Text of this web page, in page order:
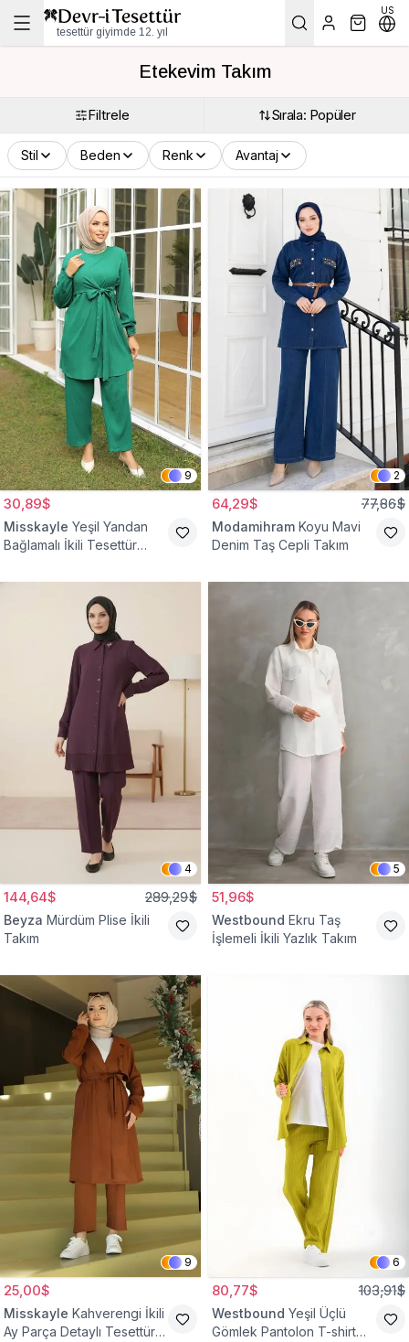
tesettür giyimde 12. yıl
US
Etekevim Takım
Filtrele Sırala: Popüler
Stil Beden Renk Avantaj
9
30,89$
Misskayle Yeşil Yandan
Bağlamalı İkili Tesettür
2
64,29$ 77,86$
Modamihram Koyu Mavi
Denim Taş Cepli Takım
4
144,64$ 289,29$
Beyza Mürdüm Plise İkili
Takım
5
51,96$
Westbound Ekru Taş
İşlemeli İkili Yazlık Takım
9
25,00$
Misskayle Kahverengi İkili
Ay Parça Detaylı Tesettür
6
80,77$ 103,91$
Westbound Yeşil Üçlü
Gömlek Pantolon T-shirt